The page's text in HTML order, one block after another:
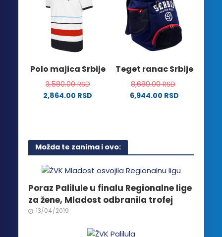
varijanti.
Opcije
mogu
biti
izabrane
stranici
proizvoda.
Opcije
mogu
biti
izabrane
na
proizvoda.
Polo majica Srbije
3,580.00RSD
2,864.00 RSD
više
varijanti.
mogu
biti
izabrane
na
proizvoda.
Teget ranac Srbije
8,680.00RSD
6,944.00 RSD
Možda te zanima i ovo:
Poraz Palilule u finalu Regionalne lige
za žene, Mladost odbranila trofej
13/04/2019